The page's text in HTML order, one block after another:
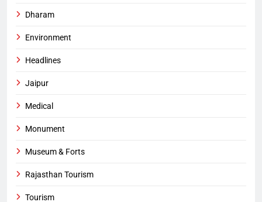
Dharam
Environment
Headlines
Jaipur
Medical
Monument
Museum & Forts
Rajasthan Tourism
Tourism